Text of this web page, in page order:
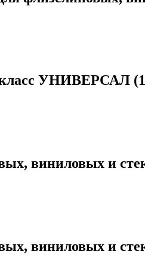
класс УНИВЕРСАЛ
виниловых и
виниловых и